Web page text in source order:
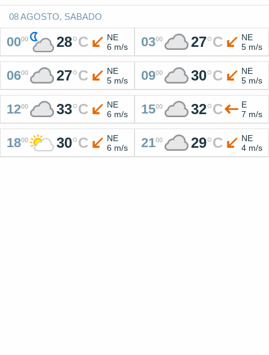
08 AGOSTO, SABADO
0000 28°C
NE
6 m/s
0300 27°C
NE
5 m/s
0600 27°C
NE
5 m/s
0900 30°C
NE
5 m/s
1200 33°C
NE
6 m/s
1500 32°C
E
7 m/s
1800 30°C
NE
6 m/s
2100 29°C
NE
4 m/s